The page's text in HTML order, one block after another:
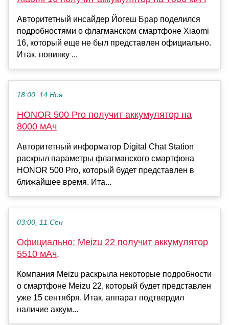
Авторитетный инсайдер Йогеш Брар поделился
подробностями о флагманском смартфоне Xiaomi
16, который еще не был представлен официально.
Итак, новинку ...
18:00, 14 Ноя
HONOR 500 Pro получит аккумулятор на
8000 мАч
Авторитетный информатор Digital Chat Station
раскрыл параметры флагманского смартфона
HONOR 500 Pro, который будет представлен в
ближайшее время. Ита...
03:00, 11 Сен
Официально: Meizu 22 получит аккумулятор
5510 мАч,
Компания Meizu раскрыла некоторые подробности
о смартфоне Meizu 22, который будет представлен
уже 15 сентября. Итак, аппарат подтвердил
наличие аккум...